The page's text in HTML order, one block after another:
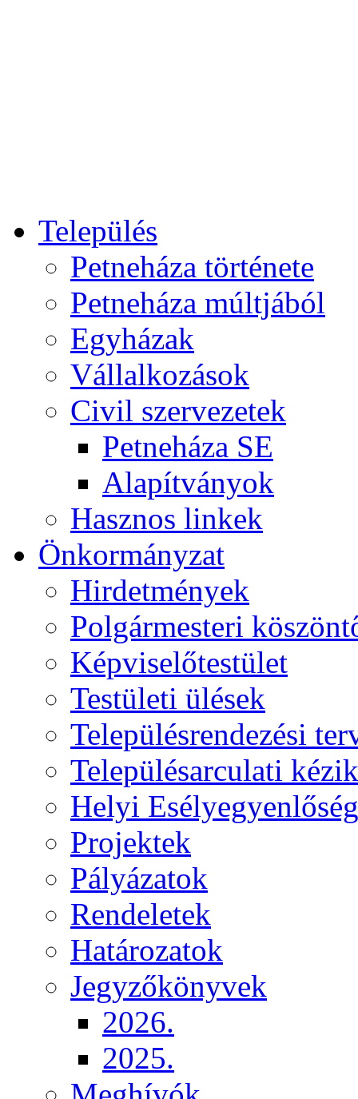
Település
Petneháza története
Petneháza múltjából
Egyházak
Vállalkozások
Civil szervezetek
Petneháza SE
Alapítványok
Hasznos linkek
Önkormányzat
Hirdetmények
Polgármesteri
Képviselőtestület
Testületi ülések
Településrendezési
Településarculati
Helyi
Projektek
Pályázatok
Rendeletek
Határozatok
Jegyzőkönyvek
2026.
2025.